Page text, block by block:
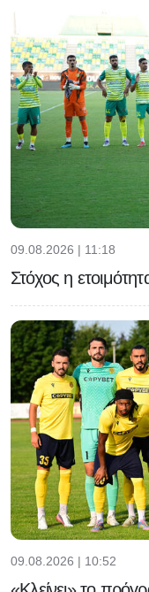
09.08.2026 | 11:18
Στόχος η
09.08.2026 | 10:52